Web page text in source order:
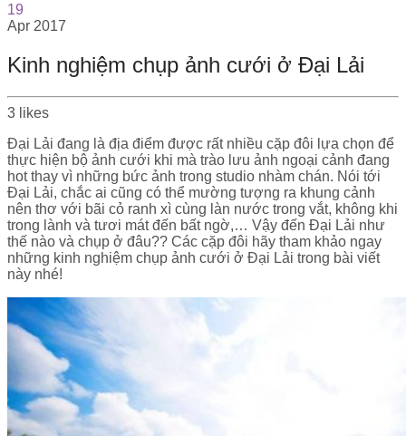
19
Apr 2017
Kinh nghiệm chụp ảnh cưới ở Đại Lải
3 likes
Đại Lải đang là địa điểm được rất nhiều cặp đôi lựa chọn để
thực hiện bộ ảnh cưới khi mà trào lưu ảnh ngoại cảnh đang
hot thay vì những bức ảnh trong studio nhàm chán. Nói tới
Đại Lải, chắc ai cũng có thể mường tượng ra khung cảnh
nên thơ với bãi cỏ ranh xì cùng làn nước trong vắt, không khi
trong lành và tươi mát đến bất ngờ,… Vậy đến Đại Lải như
thế nào và chụp ở đâu?? Các cặp đôi hãy tham khảo ngay
những kinh nghiệm chụp ảnh cưới ở Đại Lải trong bài viết
này nhé!